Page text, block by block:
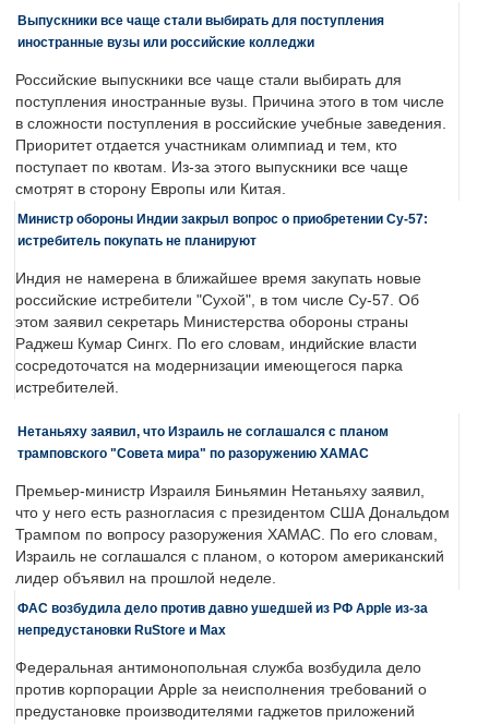
Выпускники все чаще стали выбирать для поступления
иностранные вузы или российские колледжи
Российские выпускники все чаще стали выбирать для
поступления иностранные вузы. Причина этого в том числе
в сложности поступления в российские учебные заведения.
Приоритет отдается участникам олимпиад и тем, кто
поступает по квотам. Из-за этого выпускники все чаще
смотрят в сторону Европы или Китая.
Министр обороны Индии закрыл вопрос о приобретении Су-57:
истребитель покупать не планируют
Индия не намерена в ближайшее время закупать новые
российские истребители "Сухой", в том числе Су-57. Об
этом заявил секретарь Министерства обороны страны
Раджеш Кумар Сингх. По его словам, индийские власти
сосредоточатся на модернизации имеющегося парка
истребителей.
Нетаньяху заявил, что Израиль не соглашался с планом
трамповского "Совета мира" по разоружению ХАМАС
Премьер-министр Израиля Биньямин Нетаньяху заявил,
что у него есть разногласия с президентом США Дональдом
Трампом по вопросу разоружения ХАМАС. По его словам,
Израиль не соглашался с планом, о котором американский
лидер объявил на прошлой неделе.
ФАС возбудила дело против давно ушедшей из РФ Apple из-за
непредустановки RuStore и Max
Федеральная антимонопольная служба возбудила дело
против корпорации Apple за неисполнения требований о
предустановке производителями гаджетов приложений